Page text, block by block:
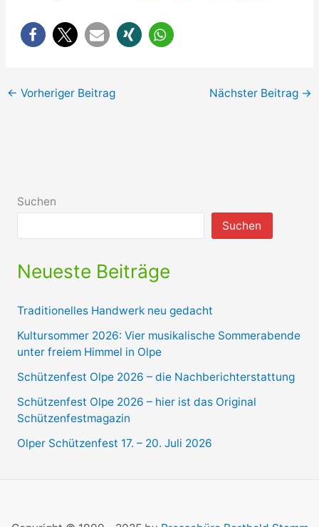
← Vorheriger Beitrag Nächster Beitrag →
Suchen
Suchen
Neueste Beiträge
Traditionelles Handwerk neu gedacht
Kultursommer 2026: Vier musikalische Sommerabende
unter freiem Himmel in Olpe
Schützenfest Olpe 2026 – die Nachberichterstattung
Schützenfest Olpe 2026 – hier ist das Original
Schützenfestmagazin
Olper Schützenfest 17. – 20. Juli 2026